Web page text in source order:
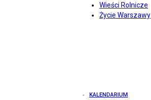
Wieści Rolnicze
Życie Warszawy
KALENDARIUM